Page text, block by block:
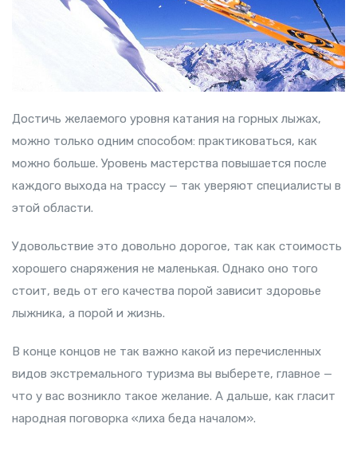
Достичь желаемого уровня катания на горных лыжах,
можно только одним способом: практиковаться, как
можно больше. Уровень мастерства повышается после
каждого выхода на трассу — так уверяют специалисты в
этой области.
Удовольствие это довольно дорогое, так как стоимость
хорошего снаряжения не маленькая. Однако оно того
стоит, ведь от его качества порой зависит здоровье
лыжника, а порой и жизнь.
В конце концов не так важно какой из перечисленных
видов экстремального туризма вы выберете, главное —
что у вас возникло такое желание. А дальше, как гласит
народная поговорка «лиха беда началом».